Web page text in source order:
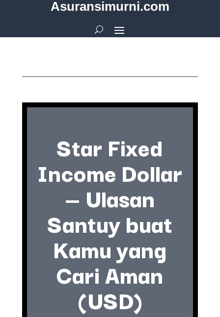
Asuransimurni.com
Star Fixed
Income Dollar
— Ulasan
Santuy buat
Kamu yang
Cari Aman
(USD)